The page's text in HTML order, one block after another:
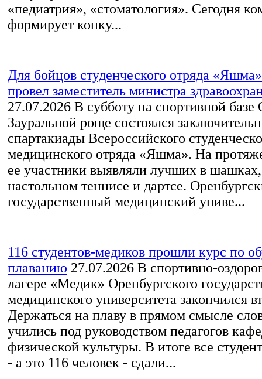
«педиатрия», «стоматология». Сегодня
формирует конку...
Для бойцов студенческого отряда
провел заместитель министра
27.07.2026 В субботу на спортивной
Зауральной роще состоялся
спартакиады Всероссийского
медицинского отряда «Яшма». На
ее участники выявляли лучших в
настольном теннисе и дартсе.
государственный медицинский униве...
116 студентов-медиков прошли курс по
плаванию 27.07.2026 В спортивно-
лагере «Медик» Оренбургского
медицинского университета закончился
Держаться на плаву в прямом смысле
учились под руководством педагогов
физической культуры. В итоге все
- а это 116 человек - сдали...